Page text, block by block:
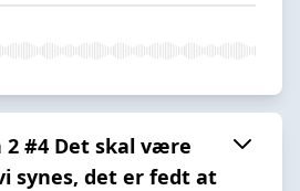
2 #4 Det skal være
synes, det er fedt at